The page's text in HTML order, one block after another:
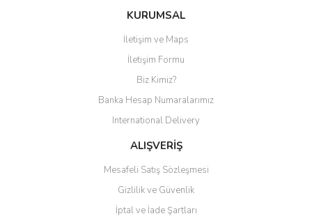
Bu ürüne ilk yorumu siz yapın!
Yorum Yaz
KURUMSAL
İletişim ve Maps
İletişim Formu
Biz Kimiz?
Banka Hesap Numaralarımız
International Delivery
ALIŞVERİŞ
Mesafeli Satış Sözleşmesi
Gizlilik ve Güvenlik
İptal ve İade Şartları